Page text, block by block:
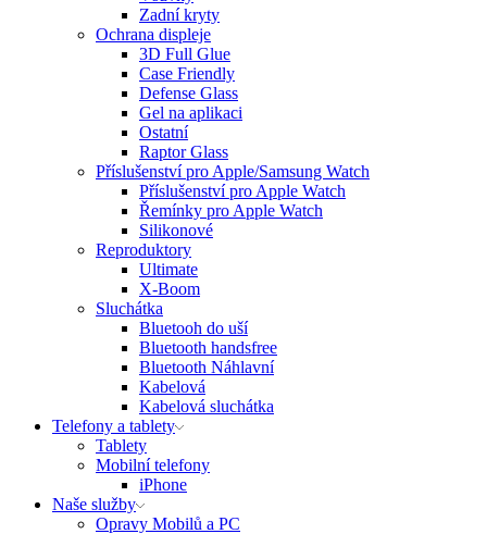
Zadní kryty
Ochrana displeje
3D Full Glue
Case Friendly
Defense Glass
Gel na aplikaci
Ostatní
Raptor Glass
Příslušenství pro Apple/Samsung Watch
Příslušenství pro Apple Watch
Řemínky pro Apple Watch
Silikonové
Reproduktory
Ultimate
X-Boom
Sluchátka
Bluetooh do uší
Bluetooth handsfree
Bluetooth Náhlavní
Kabelová
Kabelová sluchátka
Telefony a tablety
Tablety
Mobilní telefony
iPhone
Naše služby
Opravy Mobilů a PC